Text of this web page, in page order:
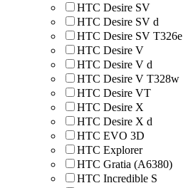
HTC Desire SV
HTC Desire SV d
HTC Desire SV T326e
HTC Desire V
HTC Desire V d
HTC Desire V T328w
HTC Desire VT
HTC Desire X
HTC Desire X d
HTC EVO 3D
HTC Explorer
HTC Gratia (A6380)
HTC Incredible S